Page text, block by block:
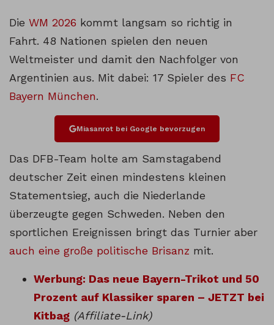
Die WM 2026 kommt langsam so richtig in
Fahrt. 48 Nationen spielen den neuen
Weltmeister und damit den Nachfolger von
Argentinien aus. Mit dabei: 17 Spieler des FC
Bayern München.
Miasanrot bei Google bevorzugen
Das DFB-Team holte am Samstagabend
deutscher Zeit einen mindestens kleinen
Statementsieg, auch die Niederlande
überzeugte gegen Schweden. Neben den
sportlichen Ereignissen bringt das Turnier aber
auch eine große politische Brisanz mit.
Werbung: Das neue Bayern-Trikot und 50
Prozent auf Klassiker sparen – JETZT bei
Kitbag (Affiliate-Link)